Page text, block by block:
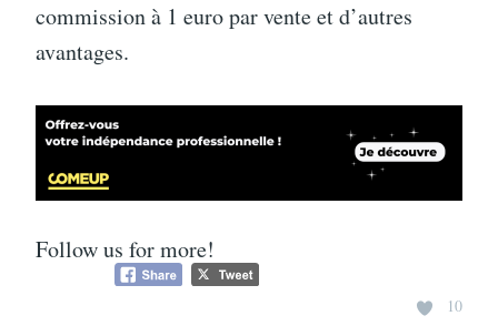
commission à 1 euro par vente et d’autres
avantages.
Follow us for more!
10